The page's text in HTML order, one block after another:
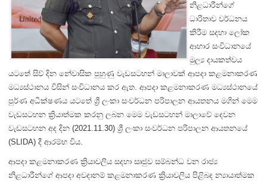
නිළධාරීන්ගේ
ධාරිතාව වර්ධනය
කිරීම සදහා ලෝක
ආහාර සංවිධානයේ
මුල්‍ය දායකත්වය
යටතේ සිව් දින නේවාසික පුහුණු වැඩසටහන් මාලාවක් ආපදා කළමනාකරණ
මධ්‍යස්ථානය විසින් සංවිධානය කර ඇත. ආපදා කළමනාකරණ මධ්‍යස්ථානයේ
පුර්ණ අධීක්ෂණය යටතේ ශ්‍රී ලංකා සංවර්ධන පරිපාලන ආයතනය මගින් මෙම
වැඩසටහන ක්‍රියාත්මක කරනු ලබන මෙම වැඩසටහන් මාලාවේ දෙවන
වැඩසටහන අද දින (2021.11.30) ශ්‍රී ලංකා සංවර්ධන පරිපාලන ආයතනයේ
(SLIDA) දී ආරම්භ විය.
ආපදා කළමනාකරණ ක්‍රියාවලිය සදහා සෘජුව සම්බන්ධ වන රාජ්‍ය
නිළධාරීන්ගේ ආපදා අවදානම් කළමනාකරණ ක්‍රියාවලිය පිළිබද න්‍යායාත්මක